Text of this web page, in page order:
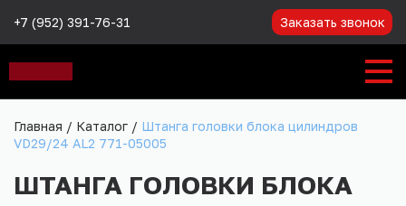
+7 (952) 391-76-31 Заказать звонок
Главная / Каталог / Штанга головки блока цилиндров
VD29/24 AL2 771-05005
ШТАНГА ГОЛОВКИ БЛОКА